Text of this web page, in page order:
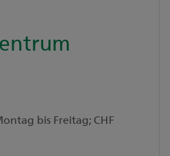
bis Freitag; CHF